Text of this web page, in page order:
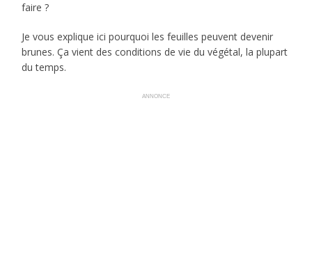
faire ?
Je vous explique ici pourquoi les feuilles peuvent devenir
brunes. Ça vient des conditions de vie du végétal, la plupart
du temps.
ANNONCE